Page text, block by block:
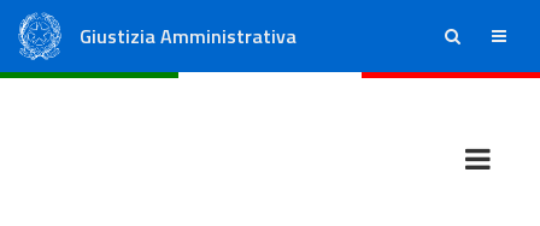
Giustizia Amministrativa ricerca menu